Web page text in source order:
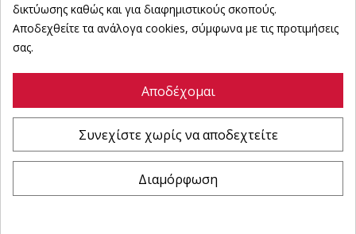
Newsletter
©karousosexoplismoi
All Rights Reserved | Powered by :
δικτύωσης καθώς και για διαφημιστικούς σκοπούς.
Αποδεχθείτε τα ανάλογα cookies, σύμφωνα με τις προτιμήσεις
σας.
Αποδέχομαι
Συνεχίστε χωρίς να αποδεχτείτε
Διαμόρφωση